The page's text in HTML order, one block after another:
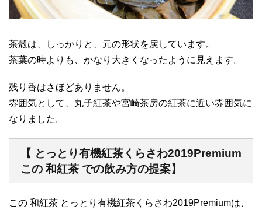
茶殻は、しっかりと、元の形状を戻しています。
茶葉の時よりも、かなり大きくなったように見えます。
残り香はさほどありません。
雰囲気として、丸子紅茶や宮崎茶房の紅茶に近い雰囲気に
なりました。
【 とっとり有機紅茶くらさわ2019Premium
この 和紅茶 での飲み方の提案】
この 和紅茶 とっとり有機紅茶くらさわ2019Premiumは、